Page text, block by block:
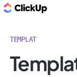
TEMPLAT